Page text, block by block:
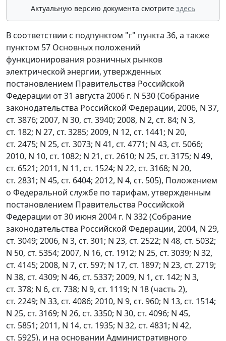
Актуальную версию документа смотрите здесь
В соответствии с подпунктом "г" пункта 36, а также
пунктом 57 Основных положений
функционирования розничных рынков
электрической энергии, утвержденных
постановлением Правительства Российской
Федерации от 31 августа 2006 г. N 530 (Собрание
законодательства Российской Федерации, 2006, N 37,
ст. 3876; 2007, N 30, ст. 3940; 2008, N 2, ст. 84; N 3,
ст. 182; N 27, ст. 3285; 2009, N 12, ст. 1441; N 20,
ст. 2475; N 25, ст. 3073; N 41, ст. 4771; N 43, ст. 5066;
2010, N 10, ст. 1082; N 21, ст. 2610; N 25, ст. 3175; N 49,
ст. 6521; 2011, N 11, ст. 1524; N 22, ст. 3168; N 20,
ст. 2831; N 45, ст. 6404; 2012, N 4, ст. 505), Положением
о Федеральной службе по тарифам, утвержденным
постановлением Правительства Российской
Федерации от 30 июня 2004 г. N 332 (Собрание
законодательства Российской Федерации, 2004, N 29,
ст. 3049; 2006, N 3, ст. 301; N 23, ст. 2522; N 48, ст. 5032;
N 50, ст. 5354; 2007, N 16, ст. 1912; N 25, ст. 3039; N 32,
ст. 4145; 2008, N 7, ст. 597; N 17, ст. 1897; N 23, ст. 2719;
N 38, ст. 4309; N 46, ст. 5337; 2009, N 1, ст. 142; N 3,
ст. 378; N 6, ст. 738; N 9, ст. 1119; N 18 (часть 2),
ст. 2249; N 33, ст. 4086; 2010, N 9, ст. 960; N 13, ст. 1514;
N 25, ст. 3169; N 26, ст. 3350; N 30, ст. 4096; N 45,
ст. 5851; 2011, N 14, ст. 1935; N 32, ст. 4831; N 42,
ст. 5925), и на основании Административного